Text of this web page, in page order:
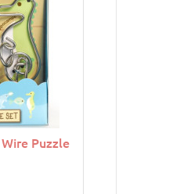
Puzzle